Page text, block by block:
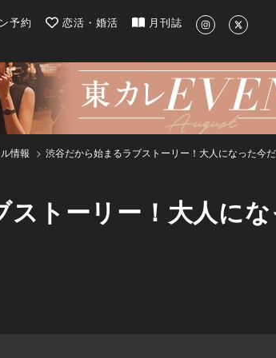
ー | 最新のグルメ、洗練されたライフスタイル情報
予約 恋活・婚活 月刊誌
情報 渋谷だから始まるラブストーリー！大人になった今
トーリー！大人に